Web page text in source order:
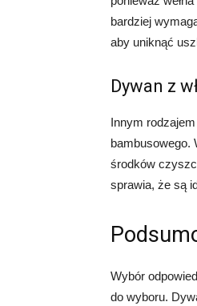
bardziej
aby uniknąć
Dywan z
Innym
bambusowego.
środków
sprawia, że są
Wybór
do wyboru.